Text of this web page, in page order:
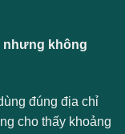
nhưng không
đúng địa chỉ
cho thấy khoảng